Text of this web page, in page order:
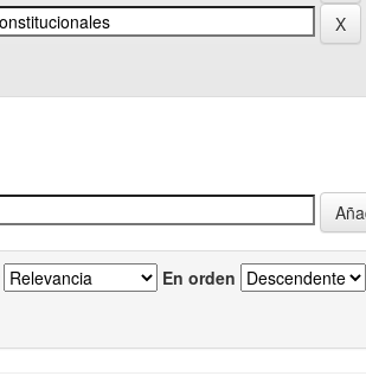
En orden